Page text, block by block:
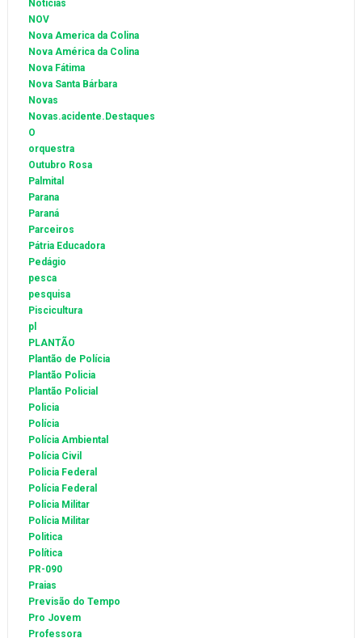
Notícias
NOV
Nova America da Colina
Nova América da Colina
Nova Fátima
Nova Santa Bárbara
Novas
Novas.acidente.Destaques
O
orquestra
Outubro Rosa
Palmital
Parana
Paraná
Parceiros
Pátria Educadora
Pedágio
pesca
pesquisa
Piscicultura
pl
PLANTÃO
Plantão de Polícia
Plantão Policia
Plantão Policial
Policia
Polícia
Polícia Ambiental
Polícia Civil
Policia Federal
Polícia Federal
Policia Militar
Polícia Militar
Politica
Política
PR-090
Praias
Previsão do Tempo
Pro Jovem
Professora